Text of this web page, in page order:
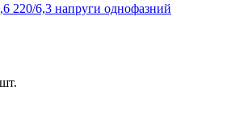
220/6,3 напруги однофазний